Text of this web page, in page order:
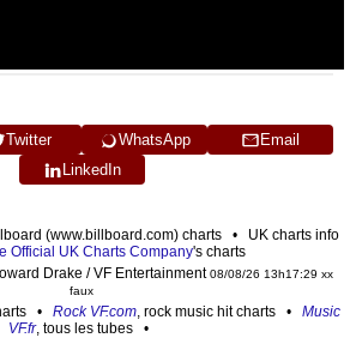
Twitter WhatsApp
Email
LinkedIn
(www.billboard.com) charts • UK charts info
Official UK Charts Company's charts
Drake / VF Entertainment08/08/26 13h17:29 xx
faux
• Rock VF.com, rock music hit charts • Music
VF.fr, tous les tubes •